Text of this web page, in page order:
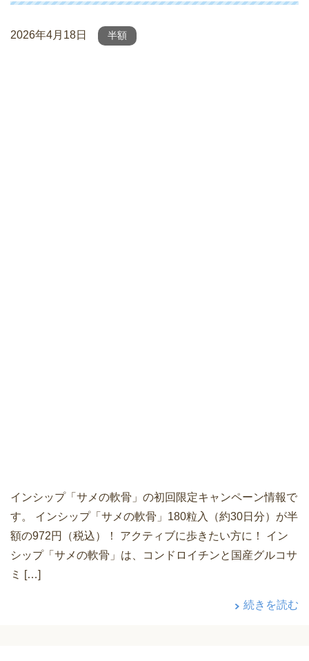
2026年4月18日 半額
インシップ「サメの軟骨」の初回限定キャンペーン情報で
す。 インシップ「サメの軟骨」180粒入（約30日分）が半
額の972円（税込）！ アクティブに歩きたい方に！ イン
シップ「サメの軟骨」は、コンドロイチンと国産グルコサ
ミ […]
続きを読む